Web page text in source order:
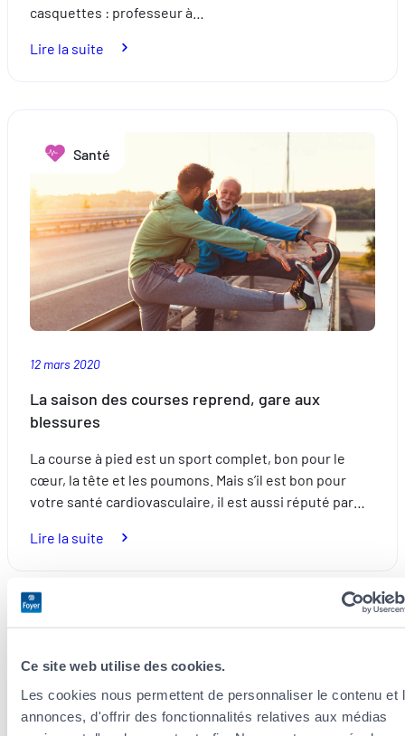
Ce site web utilise des cookies.
Les cookies nous permettent de personnaliser le contenu et
annonces, d'offrir des fonctionnalités relatives aux médias
casquettes : professeur à…
Lire la suite
ses
en
toute
sécurité
Santé
12 mars 2020
La saison des courses reprend, gare aux
blessures
La course à pied est un sport complet, bon pour le
cœur, la tête et les poumons. Mais s’il est bon pour
votre santé cardiovasculaire, il est aussi réputé par…
Lire la suite
courses
gare
aux
blessures